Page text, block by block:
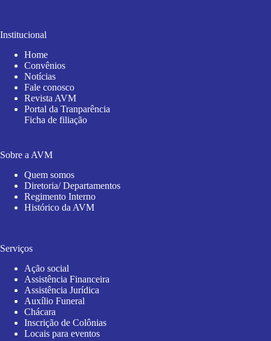
Institucional
Home
Convênios
Notícias
Fale conosco
Revista AVM
Portal da Tranparência
Ficha de filiação
Sobre a AVM
Quem somos
Diretoria/ Departamentos
Regimento Interno
Histórico da AVM
Serviços
Ação social
Assistência Financeira
Assistência Jurídica
Auxílio Funeral
Chácara
Inscrição de Colônias
Locais para eventos